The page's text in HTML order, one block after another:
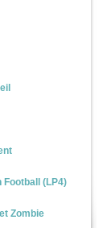
(LP4)
Zombie